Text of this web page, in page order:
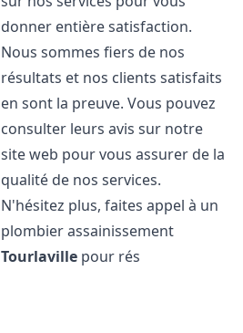
donner entière satisfaction.
Nous sommes fiers de nos
résultats et nos clients satisfaits
en sont la preuve. Vous pouvez
consulter leurs avis sur notre
site web pour vous assurer de la
qualité de nos services.
N'hésitez plus, faites appel à un
plombier assainissement
Tourlaville pour rés